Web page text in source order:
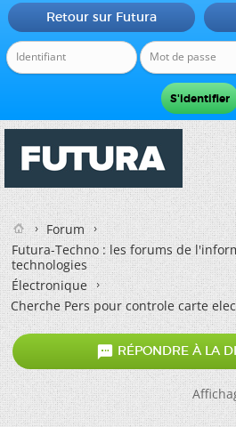
Retour sur Futura
Forum
Futura-Techno : les forums de
technologies
Électronique
Cherche Pers pour controle carte
 RÉPONDRE À LA